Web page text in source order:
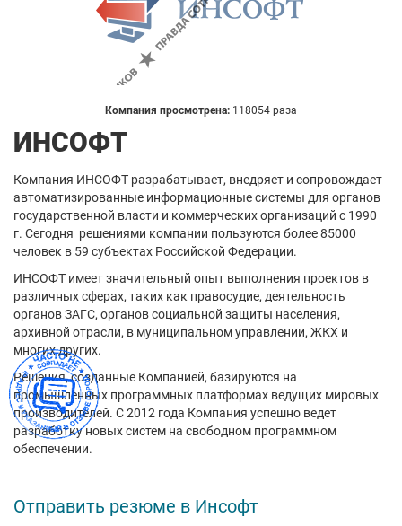
Компания просмотрена: 118054 раза
ИНСОФТ
Компания ИНСОФТ разрабатывает, внедряет и сопровождает
автоматизированные информационные системы для органов
государственной власти и коммерческих организаций с 1990
г. Сегодня решениями компании пользуются более 85000
человек в 59 субъектах Российской Федерации.
ИНСОФТ имеет значительный опыт выполнения проектов в
различных сферах, таких как правосудие, деятельность
органов ЗАГС, органов социальной защиты населения,
архивной отрасли, в муниципальном управлении, ЖКХ и
многих других.
Решения, созданные Компанией, базируются на
промышленных программных платформах ведущих мировых
производителей. С 2012 года Компания успешно ведет
разработку новых систем на свободном программном
обеспечении.
Отправить резюме в Инсофт